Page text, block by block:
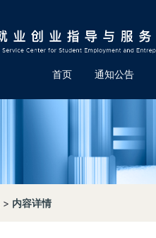
首页 通知公告
> 内容详情